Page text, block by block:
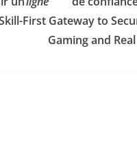
First Gateway to
Gaming and